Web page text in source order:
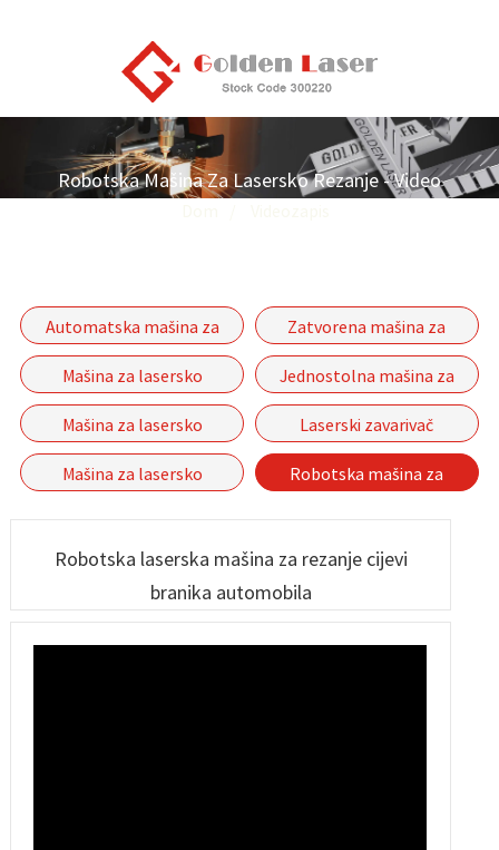
Robotska Mašina Za Lasersko Rezanje - Video
Automatska mašina za
lasersko rezanje cijevi
vlaknima serije P-(A)
Zatvorena mašina za
lasersko rezanje vlaknima
Mašina za lasersko
rezanje cijevi i ploča
Jednostolna mašina za
lasersko rezanje vlaknima
serije GF
Mašina za lasersko
rezanje vlaknima s
Laserski zavarivač
Mašina za lasersko
Robotska mašina za
Robotska laserska mašina za rezanje cijevi
branika automobila